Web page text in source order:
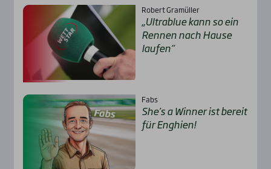
Robert Gramüller
„Ultra­b­lue kann so ein
Ren­nen nach Hau­se
lau­fen“
Fabs
She’s a Win­ner ist bereit
für Eng­hien!